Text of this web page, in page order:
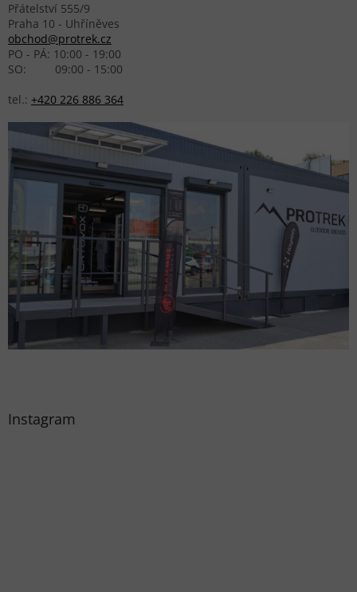
Přátelství 555/9
Praha 10 - Uhříněves
obchod@protrek.cz
PO - PÁ: 10:00 - 19:00
SO: 09:00 - 15:00
tel.: +420 226 886 364
Instagram